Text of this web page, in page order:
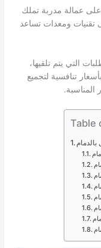
عمالة مدربة تملك
تقنيات ومعدات تساعد
التي يتم تلقيها،
تنافسية لتجميع
المناسبة.
Table